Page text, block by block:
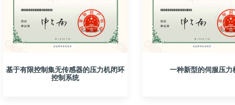
基于有限控制集无传感器的压力机闭环
控制系统
一种新型的伺服压力